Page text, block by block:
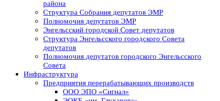
района
Структура Собрания депутатов ЭМР
Полномочия депутатов ЭМР
Энгельсский городской Совет депутатов
Структура Энгельсского городского Совета
депутатов
Полномочия депутатов городского Энгельсского
Совета
Инфраструктура
Предприятия перерабатывающих производств
ООО ЭПО «Сигнал»